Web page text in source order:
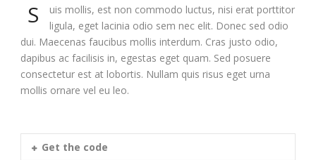
S
uis mollis, est non commodo luctus, nisi erat porttitor
ligula, eget lacinia odio sem nec elit. Donec sed odio
dui. Maecenas faucibus mollis interdum. Cras justo odio,
dapibus ac facilisis in, egestas eget quam. Sed posuere
consectetur est at lobortis. Nullam quis risus eget urna
mollis ornare vel eu leo.
Get the code